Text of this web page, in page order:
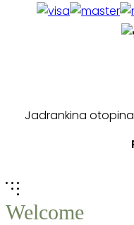
Jadrankina
Welcome